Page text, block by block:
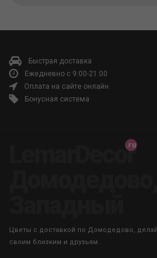
Быстрая доставка
Ежедневно с 9:00-21:00
Оплата на сайте онлайн
Бонусная система
LemarDecor
Цветы с доставкой по Домодедово,
своим близким и друзьям.